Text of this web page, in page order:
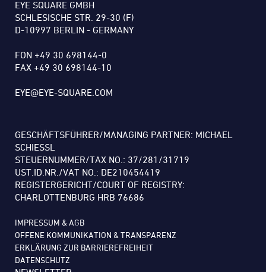
EYE SQUARE GMBH
SCHLESISCHE STR. 29-30 (F)
D-10997 BERLIN - GERMANY
FON +49 30 698144-0
FAX +49 30 698144-10
EYE@EYE-SQUARE.COM
GESCHÄFTSFÜHRER/MANAGING PARTNER: MICHAEL
SCHIESSL
STEUERNUMMER/TAX NO.: 37/281/31719
UST.ID.NR./VAT NO.: DE210454419
REGISTERGERICHT/COURT OF REGISTRY:
CHARLOTTENBURG HRB 76686
IMPRESSUM & AGB
OFFENE KOMMUNIKATION & TRANSPARENZ
ERKLÄRUNG ZUR BARRIEREFREIHEIT
DATENSCHUTZ